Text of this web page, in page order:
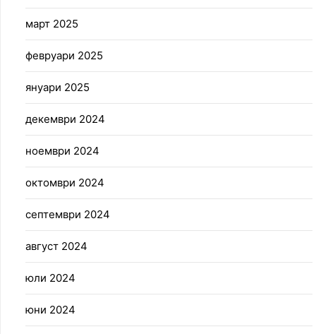
март 2025
февруари 2025
януари 2025
декември 2024
ноември 2024
октомври 2024
септември 2024
август 2024
юли 2024
юни 2024